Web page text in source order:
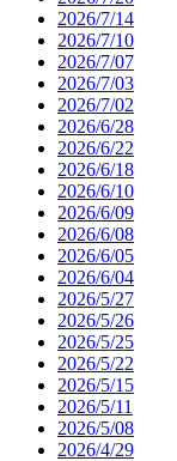
2026/7/14
2026/7/10
2026/7/07
2026/7/03
2026/7/02
2026/6/28
2026/6/22
2026/6/18
2026/6/10
2026/6/09
2026/6/08
2026/6/05
2026/6/04
2026/5/27
2026/5/26
2026/5/25
2026/5/22
2026/5/15
2026/5/11
2026/5/08
2026/4/29